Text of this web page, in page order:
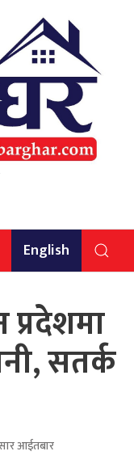
English
सतर्क
आईतबार